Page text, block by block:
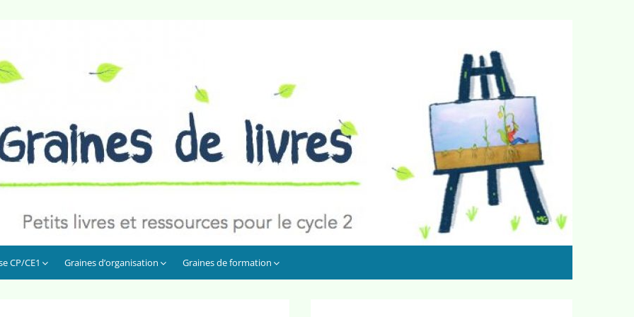
CP/CE1 Graines d’organisation Graines de formation